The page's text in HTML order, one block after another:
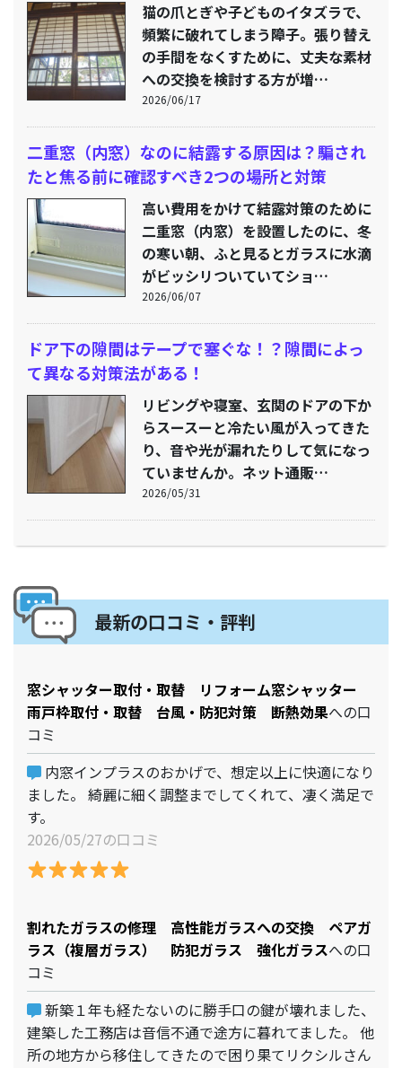
猫の爪とぎや子どものイタズラで、
頻繁に破れてしまう障子。張り替え
の手間をなくすために、丈夫な素材
への交換を検討する方が増…
2026/06/17
二重窓（内窓）なのに結露する原因は？騙され
たと焦る前に確認すべき2つの場所と対策
高い費用をかけて結露対策のために
二重窓（内窓）を設置したのに、冬
の寒い朝、ふと見るとガラスに水滴
がビッシリついていてショ…
2026/06/07
ドア下の隙間はテープで塞ぐな！？隙間によっ
て異なる対策法がある！
リビングや寝室、玄関のドアの下か
らスースーと冷たい風が入ってきた
り、音や光が漏れたりして気になっ
ていませんか。ネット通販…
2026/05/31
最新の口コミ・評判
窓シャッター取付・取替 リフォーム窓シャッター
雨戸枠取付・取替 台風・防犯対策 断熱効果への口
コミ
内窓インプラスのおかげで、想定以上に快適になり
ました。 綺麗に細く調整までしてくれて、凄く満足で
す。
2026/05/27の口コミ
割れたガラスの修理 高性能ガラスへの交換 ペアガ
ラス（複層ガラス） 防犯ガラス 強化ガラスへの口
コミ
新築１年も経たないのに勝手口の鍵が壊れました、
建築した工務店は音信不通で途方に暮れてました。 他
所の地方から移住してきたので困り果てリクシルさん